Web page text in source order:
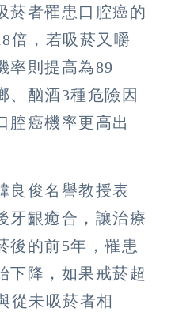
菸者罹患口腔癌的
倍，若吸菸又嚼
率則提高為89
、酗酒3種危險因
腔癌機率更高出
良俊名譽教授表
牙齦癒合，讓治療
後的前5年，罹患
下降，如果戒菸超
從未吸菸者相